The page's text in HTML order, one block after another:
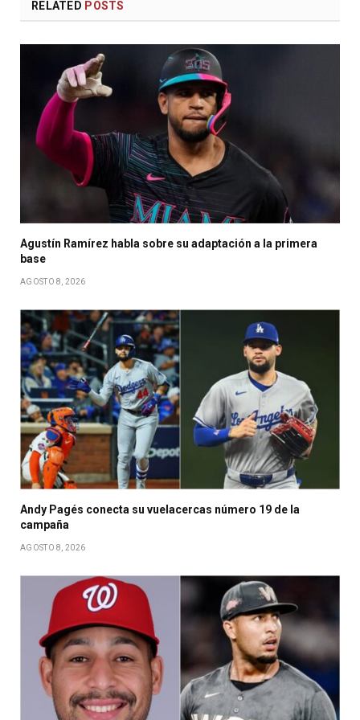
RELATED POSTS
Agustín Ramírez habla sobre su adaptación a la primera
base
AGOSTO 8, 2026
Andy Pagés conecta su vuelacercas número 19 de la
campaña
AGOSTO 8, 2026